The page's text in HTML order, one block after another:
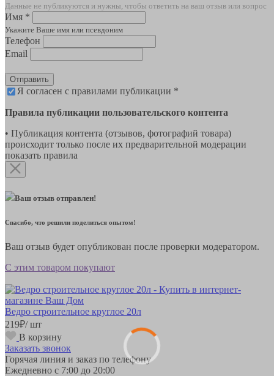
Данные не публикуются и нужны, чтобы ответить на ваш отзыв или вопрос
Имя *
Укажите Ваше имя или псевдоним
Телефон
Email
Отправить
Я согласен с правилами публикации *
Правила публикации пользовательского контента
• Публикация контента (отзывов, фотографий товара)
происходит только после их предварительной модерации
показать правила
Ваш отзыв отправлен!
Спасибо, что решили поделиться опытом!
Ваш отзыв будет опубликован после проверки модератором.
С этим товаром покупают
Ведро строительное круглое 20л
219₽/ шт
В корзину
Заказать звонок
Горячая линия и заказ по телефону
Ежедневно с 7:00 до 20:00